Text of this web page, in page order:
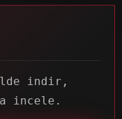
indir,
incele.